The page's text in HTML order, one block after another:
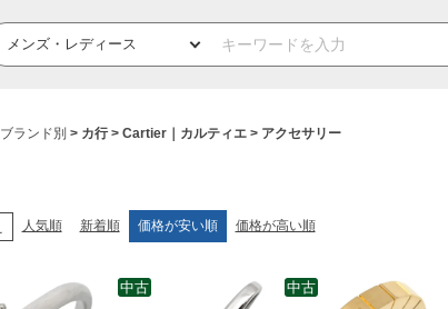
ブランド別 カ行 Cartier｜カルティエ アクセサリー
人気順 新着順 価格が安い順 価格が高い順
中古 中古